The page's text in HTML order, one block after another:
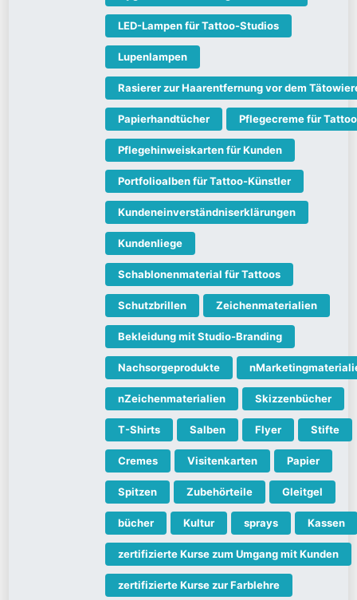
LED-Lampen für Tattoo-Studios
Lupenlampen
Rasierer zur Haarentfernung vor dem
Papierhandtücher Pflegecreme für
Pflegehinweiskarten für Kunden
Portfolioalben für Tattoo-Künstler
Kundeneinverständniserklärungen
Kundenliege
Schablonenmaterial für Tattoos
Schutzbrillen Zeichenmaterialien
Bekleidung mit Studio-Branding
Nachsorgeprodukte
nZeichenmaterialien Skizzenbücher
T-Shirts Salben Flyer Stifte
Cremes Visitenkarten Papier
Spitzen Zubehörteile Gleitgel
bücher Kultur sprays Kassen
zertifizierte Kurse zum Umgang mit Kunden
zertifizierte Kurse zur Farblehre